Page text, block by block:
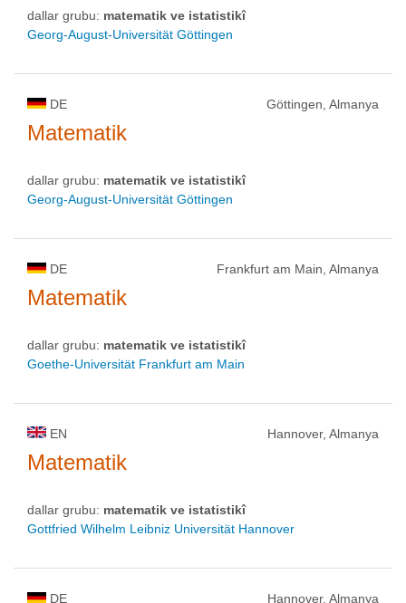
dallar grubu: matematik ve istatistikî
Georg-August-Universität Göttingen
DE Göttingen, Almanya
Matematik
dallar grubu: matematik ve istatistikî
Georg-August-Universität Göttingen
DE Frankfurt am Main, Almanya
Matematik
dallar grubu: matematik ve istatistikî
Goethe-Universität Frankfurt am Main
EN Hannover, Almanya
Matematik
dallar grubu: matematik ve istatistikî
Gottfried Wilhelm Leibniz Universität Hannover
DE Hannover, Almanya